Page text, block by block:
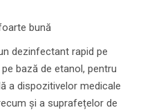
bună
dezinfectant rapid pe
bază de etanol, pentru
a dispozitivelor medicale
și a suprafețelor de